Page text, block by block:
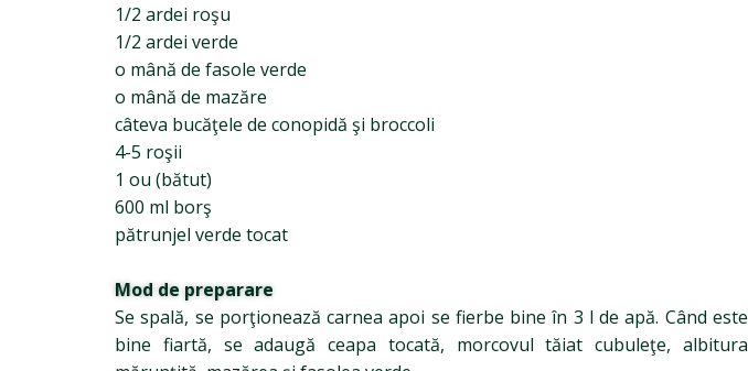
1/2 ardei roşu
1/2 ardei verde
o mână de fasole verde
o mână de mazăre
câteva bucăţele de conopidă şi broccoli
4-5 roşii
1 ou (bătut)
600 ml borş
pătrunjel verde tocat
Mod de preparare
Se spală, se porţionează carnea apoi se fierbe bine în 3 l de apă. Când este
bine fiartă, se adaugă ceapa tocată, morcovul tăiat cubuleţe, albitura